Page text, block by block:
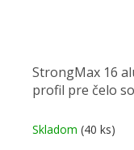
StrongMax 16
profil pre čelo so
Skladom (40 ks)